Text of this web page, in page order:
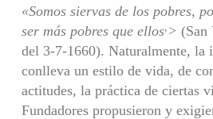
«Somos siervas de los pobres,
ser más pobres que ellos > (San
del 3-7-1660). Naturalmente, la
conlleva un estilo de vida, de
actitudes, la práctica de ciertas
Fundadores propusieron y